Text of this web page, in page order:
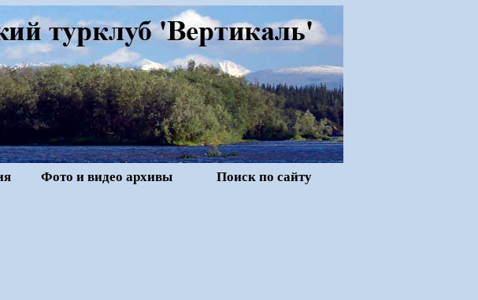
Фото и видео архивы Поиск по сайту